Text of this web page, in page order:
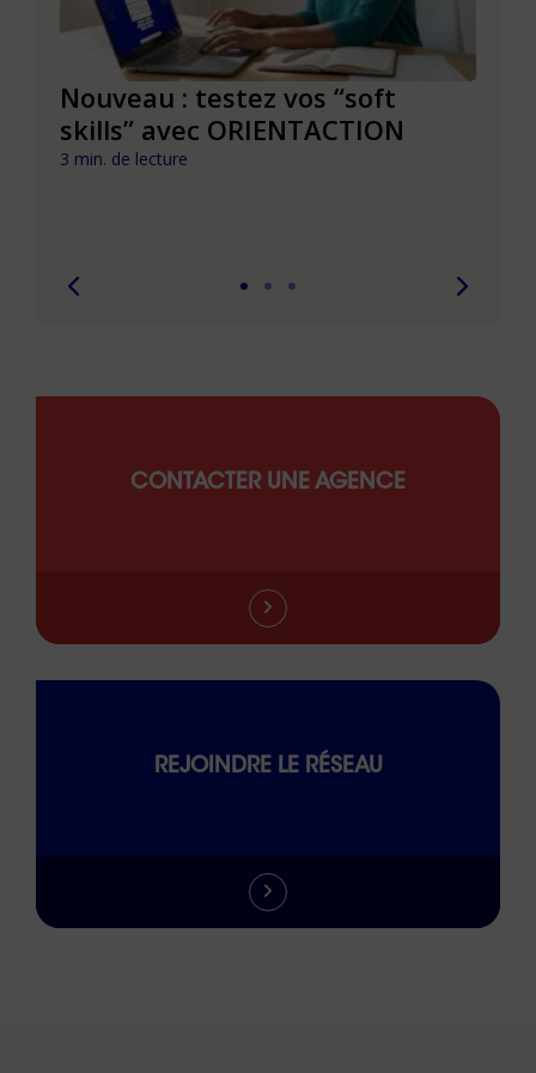
Nouveau : testez vos “soft
skills” avec ORIENTACTION
3 min. de lecture
CONTACTER UNE AGENCE
REJOINDRE LE RÉSEAU